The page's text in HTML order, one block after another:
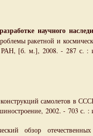
научного
ракетной и
РАН, [б. м.], 2008. - 287 с. :
самолетов в
2002. - 703 с. :
обзор